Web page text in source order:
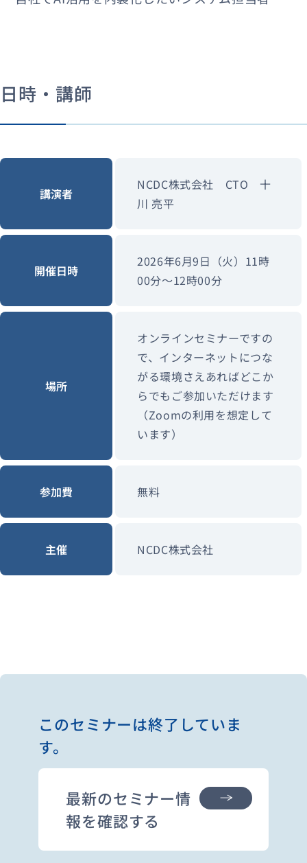
日時・講師
講演者
NCDC株式会社 CTO 十
川 亮平
開催日時
2026年6月9日（火）11時
00分〜12時00分
場所
オンラインセミナーですの
で、インターネットにつな
がる環境さえあればどこか
らでもご参加いただけます
（Zoomの利用を想定して
います）
参加費 無料
主催 NCDC株式会社
このセミナーは終了していま
す。
最新のセミナー情
報を確認する